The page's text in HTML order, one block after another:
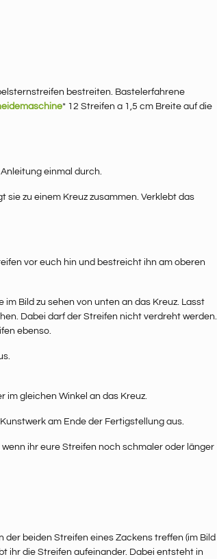
bestreiten. Bastelerfahrene
* 12 Streifen a 1,5 cm Breite auf die
einmal durch.
sie zu einem Kreuz zusammen. Verklebt das
vor euch hin und bestreicht ihn am oberen
im Bild zu sehen von unten an das Kreuz. Lasst
Dabei darf der Streifen nicht verdreht werden.
ebenso.
im gleichen Winkel an das Kreuz.
am Ende der Fertigstellung aus.
ihr eure Streifen noch schmaler oder länger
der beiden Streifen eines Zackens treffen (im Bild
ihr die Streifen aufeinander. Dabei entsteht in